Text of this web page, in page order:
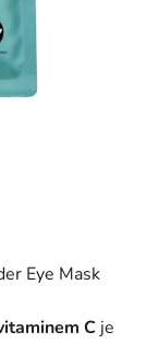
Eye Mask
C je